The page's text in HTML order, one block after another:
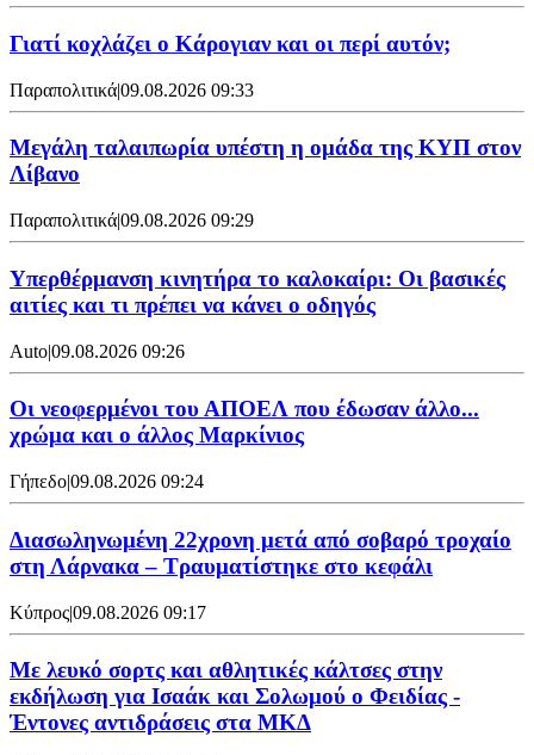
Γιατί κοχλάζει ο Κάρογιαν και οι περί αυτόν;
Παραπολιτικά|09.08.2026 09:33
Μεγάλη ταλαιπωρία υπέστη η ομάδα της ΚΥΠ στον
Λίβανο
Παραπολιτικά|09.08.2026 09:29
Υπερθέρμανση κινητήρα το καλοκαίρι: Οι βασικές
αιτίες και τι πρέπει να κάνει ο οδηγός
Auto|09.08.2026 09:26
Οι νεοφερμένοι του ΑΠΟΕΛ που έδωσαν άλλο...
χρώμα και ο άλλος Μαρκίνιος
Γήπεδο|09.08.2026 09:24
Διασωληνωμένη 22χρονη μετά από σοβαρό τροχαίο
στη Λάρνακα – Τραυματίστηκε στο κεφάλι
Κύπρος|09.08.2026 09:17
Με λευκό σορτς και αθλητικές κάλτσες στην
εκδήλωση για Ισαάκ και Σολωμού ο Φειδίας -
Έντονες αντιδράσεις στα ΜΚΔ